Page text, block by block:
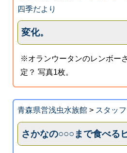
四季だより
変化。
※オランウータンのレンボー
定？ 写真1枚。
青森県営浅虫水族館> スタッ
さかなの○○○まで食べる